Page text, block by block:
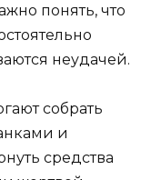
понять, что
неудачей.
собрать
и
средства